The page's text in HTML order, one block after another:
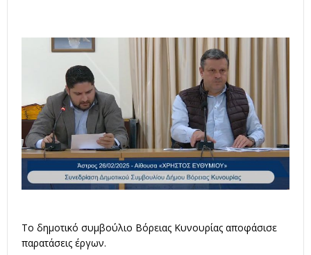
Το δημοτικό συμβούλιο Βόρειας Κυνουρίας αποφάσισε
παρατάσεις έργων.